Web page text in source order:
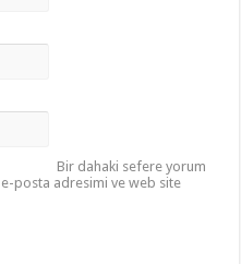
Bir dahaki sefere yorum
e-posta adresimi ve web site